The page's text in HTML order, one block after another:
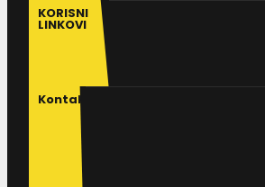
KORISNI
LINKOVI
Kontakt